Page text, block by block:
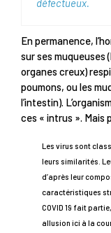
défectueux.
En permanence,
sur ses muqueuses
organes creux)
poumons, ou les
l’intestin).
ces « intrus ». Mais
Les virus sont
leurs similarités.
d’après leur
caractéristiques
COVID 19 fait
allusion ici à la